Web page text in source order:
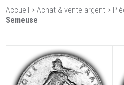
Accueil > Achat & vente argent >
Semeuse